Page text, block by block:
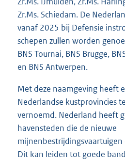
Zr.Ms. Schiedam. De
vanaf 2025 bij Defensie
schepen zullen worden
BNS Tournai, BNS Brugge,
en BNS Antwerpen.
Met deze naamgeving heeft
Nederlandse kustprovincies
vernoemd. Nederland heeft
havensteden die de nieuwe
Dit kan leiden tot goede